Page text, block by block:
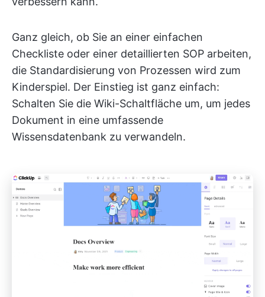
Ganz gleich, ob Sie an einer einfachen
Checkliste oder einer detaillierten SOP arbeiten,
die Standardisierung von Prozessen wird zum
Kinderspiel. Der Einstieg ist ganz einfach:
Schalten Sie die Wiki-Schaltfläche um, um jedes
Dokument in eine umfassende
Wissensdatenbank zu verwandeln.